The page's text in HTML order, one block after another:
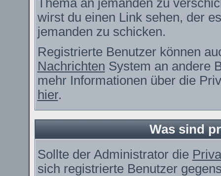
Thema an jemanden zu
wirst du einen Link sehen, der
jemanden zu schicken.
Registrierte Benutzer können
Nachrichten System an andere
mehr Informationen über die
hier.
Was sind
Sollte der Administrator die
sich registrierte Benutzer